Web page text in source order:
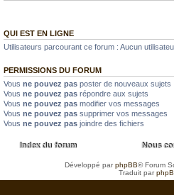
QUI EST EN LIGNE
Utilisateurs parcourant ce forum : Aucun
PERMISSIONS DU FORUM
Vous ne pouvez pas poster de nouveaux sujets
Vous ne pouvez pas répondre aux sujets
Vous ne pouvez pas modifier vos messages
Vous ne pouvez pas supprimer vos messages
Vous ne pouvez pas joindre des fichiers
Index du forum Nous
Développé parphpBB® Forum
Traduit par